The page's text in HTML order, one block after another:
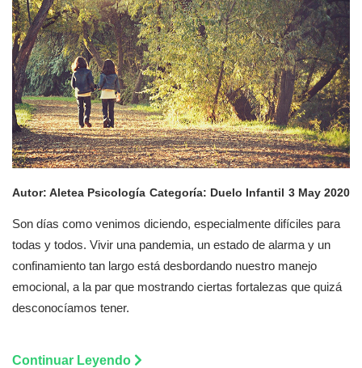
Autor: Aletea Psicología Categoría: Duelo Infantil 3 May 2020
Son días como venimos diciendo, especialmente difíciles para
todas y todos. Vivir una pandemia, un estado de alarma y un
confinamiento tan largo está desbordando nuestro manejo
emocional, a la par que mostrando ciertas fortalezas que quizá
desconocíamos tener.
Continuar Leyendo